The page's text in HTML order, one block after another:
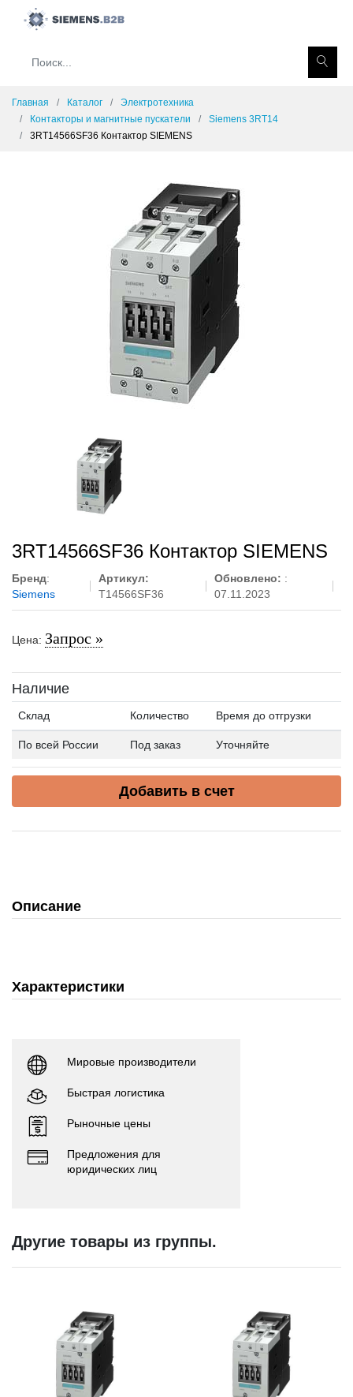
Главная Каталог
Электротехника
Контакторы и магнитные пускатели
Siemens 3RT14
3RT14566SF36 Контактор SIEMENS
3RT14566SF36 Контактор SIEMENS
Бренд:
Siemens
Артикул:
T14566SF36
Обновлено: :
07.11.2023
Цена: Запрос »
Наличие
Склад Количество Время до отгрузки
По всей России Под заказ Уточняйте
Добавить в счет
Описание
Характеристики
Мировые производители
Быстрая логистика
Рыночные цены
Предложения для
юридических лиц
Другие товары из группы.